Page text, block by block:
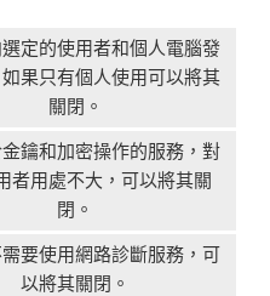
定的使用者和個人電腦發
果只有個人使用可以將其
關閉。
鑰和加密操作的服務，對
者用處不大，可以將其關
閉。
要使用網路診斷服務，可
以將其關閉。